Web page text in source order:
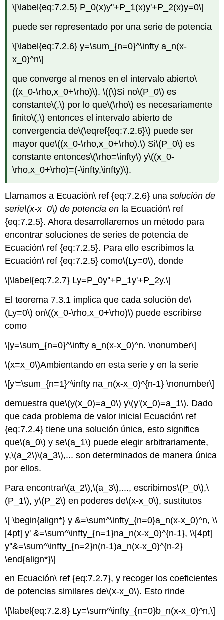
\[\label{eq:7.2.5} P_0(x)y''+P_1(x)y'+P_2(x)y=0\]
puede ser representado por una serie de potencia
\[\label{eq:7.2.6} y=\sum_{n=0}^\infty a_n(x-
x_0)^n\]
que converge al menos en el intervalo abierto\
((x_0-\rho,x_0+\rho)\).\((\)Si no\(P_0\) es
constante\(,\) por lo que\(\rho\) es necesariamente
finito\(,\) entonces el intervalo abierto de
convergencia de\(\eqref{eq:7.2.6}\) puede ser
mayor que\((x_0-\rho,x_0+\rho).\) Si\(P_0\) es
constante entonces\(\rho=\infty\) y\((x_0-
\rho,x_0+\rho)=(-\infty,\infty)\).
Llamamos a Ecuación\ ref {eq:7.2.6} unasolución de
serie\(x-x_0\) de potencia en la Ecuación\ ref
{eq:7.2.5}. Ahora desarrollaremos un método para
encontrar soluciones de series de potencia de
Ecuación\ ref {eq:7.2.5}. Para ello escribimos la
Ecuación\ ref {eq:7.2.5} como\(Ly=0\), donde
\[\label{eq:7.2.7} Ly=P_0y''+P_1y'+P_2y.\]
El teorema 7.3.1 implica que cada solución de\
(Ly=0\) on\((x_0-\rho,x_0+\rho)\) puede escribirse
como
\[y=\sum_{n=0}^\infty a_n(x-x_0)^n. \nonumber\]
\(x=x_0\)Ambientando en esta serie y en la serie
\[y'=\sum_{n=1}^\infty na_n(x-x_0)^{n-1} \nonumber\]
demuestra que\(y(x_0)=a_0\) y\(y'(x_0)=a_1\). Dado
que cada problema de valor inicial Ecuación\ ref
{eq:7.2.4} tiene una solución única, esto significa
que\(a_0\) y se\(a_1\) puede elegir arbitrariamente,
y,\(a_2\)\(a_3\),... son determinados de manera única
por ellos.
Para encontrar\(a_2\),\(a_3\),..., escribimos\(P_0\),\
(P_1\), y\(P_2\) en poderes de\(x-x_0\), sustitutos
\[ \begin{align*} y &=\sum^\infty_{n=0}a_n(x-x_0)^n, \\
[4pt] y' &=\sum^\infty_{n=1}na_n(x-x_0)^{n-1}, \\[4pt]
y''&=\sum^\infty_{n=2}n(n-1)a_n(x-x_0)^{n-2}
\end{align*}\]
en Ecuación\ ref {eq:7.2.7}, y recoger los coeficientes
de potencias similares de\(x-x_0\). Esto rinde
\[\label{eq:7.2.8} Ly=\sum^\infty_{n=0}b_n(x-x_0)^n,\]